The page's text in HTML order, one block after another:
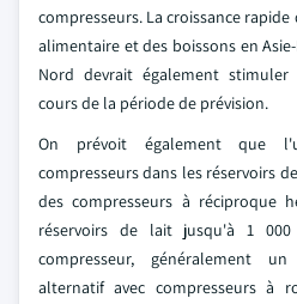
compresseurs. La croissance
alimentaire et des boissons en
Nord devrait également
cours de la période de prévision.
On prévoit également que
compresseurs dans les réservoirs
des compresseurs à réciproque
réservoirs de lait jusqu'à 1
compresseur, généralement
alternatif avec compresseurs à